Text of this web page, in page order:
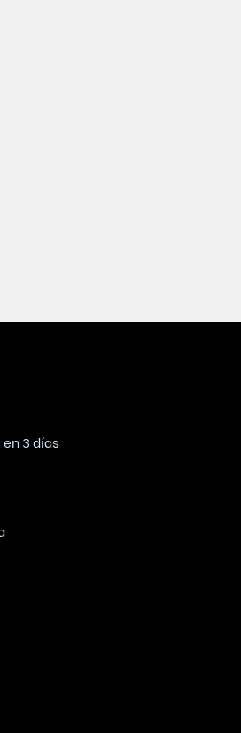
3 días